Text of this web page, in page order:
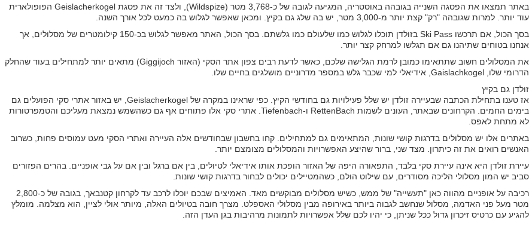
באתר תמצאו את הפסגה השנייה בגובהה באוסטריה, המגיעה לגובה של כ-3,768 מטר (Wildspize), ולצד זה את פסגת Geislacherkogel הפופולארית
עוד יותר. למרות שגובהה "רק" קצת יותר מ-3,000 מטר, יש בה שלג גם בקיץ. ומכאן שאפשר לגלוש בה כמעט לכל אורך השנה.
בסך הכול, אם תרכשו Ski Pass בזולדן תוכלו לגלוש כמו שלעולם כמו גלשתם. בסך הכול, האתר מאפשר לגלוש בכ-150 קילומטרים של מסלולים, אך
אנחנו בטוחים שתיהנו גם אם תגלשו למרחק קצר יותר.
את המסלולים חשוב שתתאימו כמובן לרמת הגלישה שלכם, כאשר לדעת רבים צפון אתר הסקי (האזור Giggijoch) מתאים יותר למתחילים בעוד שהחלק
הדרומי שלו, Gaislachkogel, אידיאלי למי שכבר גלש במספר מדרוניים מושלגים בחיים שלו.
זולדן גם בקיץ
אז טענו בתחילת הכתבה שבעיירה זולדן יש שלל פעילויות גם בחודשי הקיץ. כפי שראינו במקרה של Geislacherkogel, יש באזור אתרי סקי הפועלים גם
בימים החמים. הקרחונים שבאתר, העונים לשמות RettenBach ו-Tiefenbach. אתרי סקי אלו פתוחים אף גם כשהשמש נמצאת מעליכם והטמפרטורות
לא מתחת לאפס.
באתרים אלו יש מסלולים בדרגות קושי שונות, המתאימים גם למתחילים. קחו בחשבון שבחודשים אלה העיירה ואתרי הסקי מעט עמוסים פחות, כשרוב
האנשים רואים את זה כיתרון. מצד שני, ברור שהיצע האפשרויות והמסלולים מצומצם יותר.
עיירת זולדן היא אינה עיירת סקי בלבד, התפאורה היפה של האזור הופכת אותו אידיאלי לטיולים, בין אם ברגל ובין אם על גבי אופניים. בהרים הפזורים
סביב יש המון מסלולי הליכה מסודרים, עם שילוט הולם, כשהמטיילים יכולים לבחור בדרגות קושי שונות.
רכיבה על אופניים מהווה כאן "תעשייה" של ממש, כשיש מסלולים מבוקשים מאד. האמיצים שבכם יוכלו לרכב עד לקרחון קטנבאך, בגובה של כ-2,800
מטר מעל פני האדמה, מסלול שנחשב לגבוה ביותר באירופה מבין מסלולי האספלט. מצרך חובה בטיולים האלה, מיותר אולי לציין, הוא מצלמה. מומלץ
להגיע עם כרטיס זיכרון גדול ככל שניתן, כי יהיו לכם שלל אפשרויות לתמונות מרהיבות בגן העדן הזה.